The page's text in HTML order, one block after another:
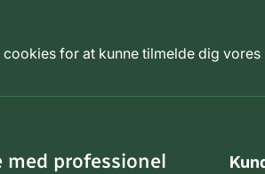
cookies for at kunne tilmelde dig
med professionel